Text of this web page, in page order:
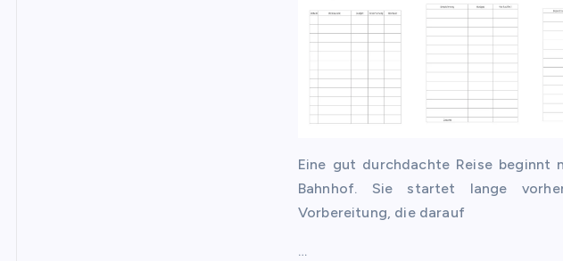
Eine gut durchdachte Reise beginnt
Bahnhof. Sie startet lange
Vorbereitung, die darauf
…